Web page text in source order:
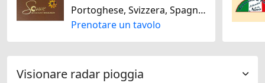
Portoghese, Svizzera, Spagnola
Prenotare un tavolo
Visionare radar pioggia